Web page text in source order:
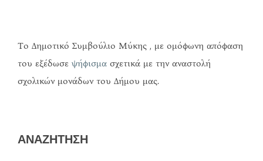
Το Δημοτικό Συμβούλιο Μύκης , με ομόφωνη απόφαση
του εξέδωσε ψήφισμα σχετικά με την αναστολή
σχολικών μονάδων του Δήμου μας.
ΑΝΑΖΗΤΗΣΗ